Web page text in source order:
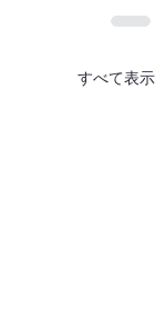
すべて表示